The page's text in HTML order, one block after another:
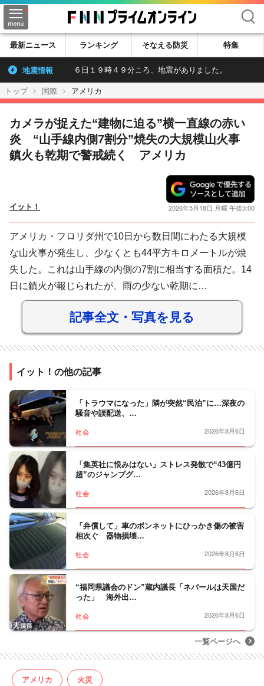
検索
最新ニュース ランキング そなえる防災 特集
地震情報 ６日１９時４９分ころ、地震がありました。
トップ 国際 アメリカ
カメラが捉えた“建物に迫る”横一直線の赤い
炎 “山手線内側7割分”焼失の大規模山火事
鎮火も乾期で警戒続く アメリカ
イット！ 2026年5月18日 月曜 午後3:00
アメリカ・フロリダ州で10日から数日間にわたる大規模
な山火事が発生し、少なくとも44平方キロメートルが焼
失した。これは山手線の内側の7割に相当する面積だ。14
日に鎮火が報じられたが、雨の少ない乾期に…
記事全文・写真を見る
イット！の他の記事
「トラウマになった」隣が突然“民泊”に…深夜の
騒音や誤配送、…
社会 2026年8月6日
「集英社に恨みはない」ストレス発散で“43億円
超”のジャンプグ…
社会 2026年8月6日
「弁償して」車のボンネットにひっかき傷の被害
相次ぐ 器物損壊…
社会 2026年8月6日
“福岡県議会のドン”蔵内議長「ネパールは天国だ
った」 海外出…
社会 2026年8月6日
一覧ページへ
アメリカ 火災